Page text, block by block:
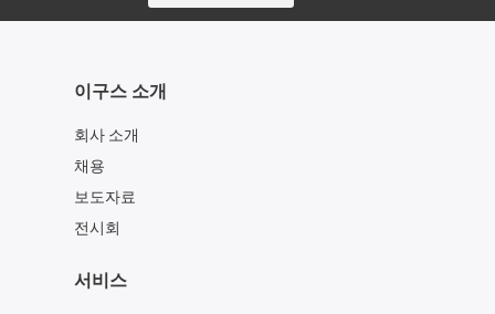
이구스 소개
회사 소개
채용
보도자료
전시회
서비스